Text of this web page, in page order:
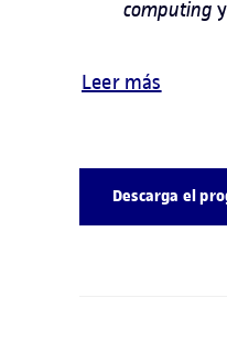
computing
Leer más
Descarga el